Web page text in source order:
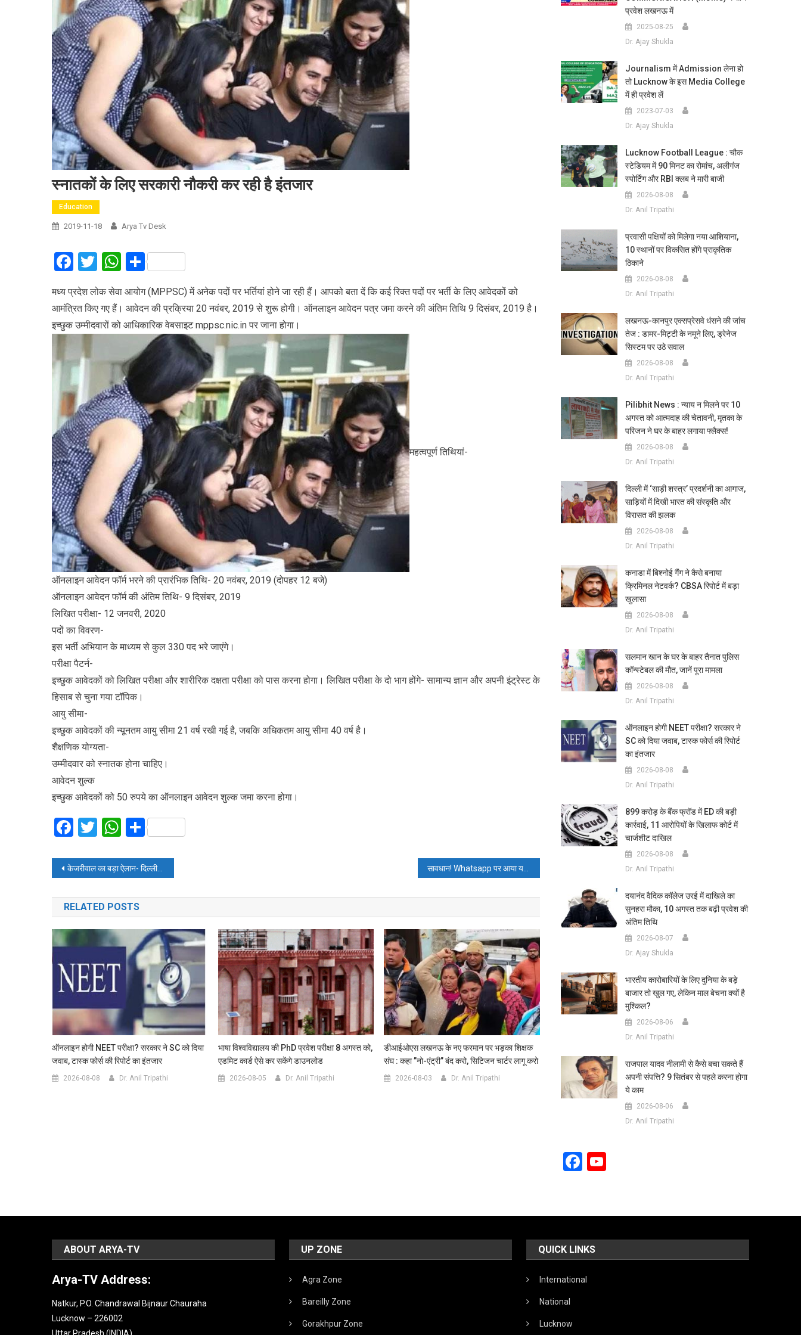
स्नातकों के लिए सरकारी नौकरी कर रही है इंतजार
Education
2019-11-18 Arya Tv Desk
Facebook
TwitterWhatsApp
Share
मध्य प्रदेश लोक सेवा आयोग (MPPSC) में अनेक पदों पर भर्तियां होने जा रही हैं। आपको बता दें कि कई रिक्त पदों पर भर्ती के लिए आवेदकों को
आमंत्रित किए गए हैं। आवेदन की प्रक्रिया 20 नवंबर, 2019 से शुरू होगी। ऑनलाइन आवेदन पत्र जमा करने की अंतिम तिथि 9 दिसंबर, 2019 है।
इच्छुक उम्मीदवारों को आधिकारिक वेबसाइट mppsc.nic.in पर जाना होगा।
महत्वपूर्ण तिथियां-
ऑनलाइन आवेदन फॉर्म भरने की प्रारंभिक तिथि- 20 नवंबर, 2019 (दोपहर 12 बजे)
ऑनलाइन आवेदन फॉर्म की अंतिम तिथि- 9 दिसंबर, 2019
लिखित परीक्षा- 12 जनवरी, 2020
पदों का विवरण-
इस भर्ती अभियान के माध्यम से कुल 330 पद भरे जाएंगे।
परीक्षा पैटर्न-
इच्छुक आवेदकों को लिखित परीक्षा और शारीरिक दक्षता परीक्षा को पास करना होगा। लिखित परीक्षा के दो भाग होंगे- सामान्य ज्ञान और अपनी इंट्रेस्ट के
हिसाब से चुना गया टॉपिक।
आयु सीमा-
इच्छुक आवेदकों की न्यूनतम आयु सीमा 21 वर्ष रखी गई है, जबकि अधिकतम आयु सीमा 40 वर्ष है।
शैक्षणिक योग्यता-
उम्मीदवार को स्नातक होना चाहिए।
आवेदन शुल्क
इच्छुक आवेदकों को 50 रुपये का ऑनलाइन आवेदन शुल्क जमा करना होगा।
Facebook
TwitterWhatsApp
Share
Post
navigation
केजरीवाल का बड़ा ऐलान- दिल्ली में अब मुफ्त होगा सीवर कनेक्शन
RELATED POSTS
ऑनलाइन होगी NEET परीक्षा? सरकार ने SC को दिया
जवाब, टास्क फोर्स की रिपोर्ट का इंतजार
2026-08-08 Dr. Anil Tripathi
भाषा विश्वविद्यालय की PhD प्रवेश परीक्षा 8 अगस्त को,
एडमिट कार्ड ऐसे कर सकेंगे डाउनलोड
2026-08-05 Dr. Anil Tripathi
डीआईओएस लखनऊ के नए फरमान पर भड़का शिक्षक
संघ : कहा ”नो-एंट्री” बंद करो, सिटिजन चार्टर लागू करो
2026-08-03 Dr. Anil Tripathi
प्रवेश लखनऊ में
2025-08-25
Dr. Ajay Shukla
Journalism में Admission लेना हो
तो Lucknow के इस Media College
में ही प्रवेश लें
2023-07-03
Dr. Ajay Shukla
Lucknow Football League : चौक
स्टेडियम में 90 मिनट का रोमांच, अलीगंज
स्पोर्टिंग और RBI क्लब ने मारी बाजी
2026-08-08
Dr. Anil Tripathi
प्रवासी पक्षियों को मिलेगा नया आशियाना,
10 स्थानों पर विकसित होंगे प्राकृतिक
ठिकाने
2026-08-08
Dr. Anil Tripathi
लखनऊ-कानपुर एक्सप्रेसवे धंसने की जांच
तेज : डामर-मिट्टी के नमूने लिए, ड्रेनेज
सिस्टम पर उठे सवाल
2026-08-08
Dr. Anil Tripathi
Pilibhit News : न्याय न मिलने पर 10
अगस्त को आत्मदाह की चेतावनी, मृतका के
परिजन ने घर के बाहर लगाया फ्लैक्स!
2026-08-08
Dr. Anil Tripathi
दिल्ली में ‘साड़ी शस्त्र’ प्रदर्शनी का आगाज,
साड़ियों में दिखी भारत की संस्कृति और
विरासत की झलक
2026-08-08
Dr. Anil Tripathi
कनाडा में बिश्नोई गैंग ने कैसे बनाया
क्रिमिनल नेटवर्क? CBSA रिपोर्ट में बड़ा
खुलासा
2026-08-08
Dr. Anil Tripathi
सलमान खान के घर के बाहर तैनात पुलिस
कॉन्स्टेबल की मौत, जानें पूरा मामला
2026-08-08
Dr. Anil Tripathi
ऑनलाइन होगी NEET परीक्षा? सरकार ने
SC को दिया जवाब, टास्क फोर्स की रिपोर्ट
का इंतजार
2026-08-08
Dr. Anil Tripathi
899 करोड़ के बैंक फ्रॉड में ED की बड़ी
कार्रवाई, 11 आरोपियों के खिलाफ कोर्ट में
चार्जशीट दाखिल
2026-08-08
Dr. Anil Tripathi
दयानंद वैदिक कॉलेज उरई में दाखिले का
सुनहरा मौका, 10 अगस्त तक बढ़ी प्रवेश की
अंतिम तिथि
2026-08-07
Dr. Ajay Shukla
भारतीय कारोबारियों के लिए दुनिया के बड़े
बाजार तो खुल गए, लेकिन माल बेचना क्यों है
मुश्किल?
2026-08-06
Dr. Anil Tripathi
राजपाल यादव नीलामी से कैसे बचा सकते हैं
अपनी संपत्ति? 9 सितंबर से पहले करना होगा
ये काम
2026-08-06
Dr. Anil Tripathi
Facebook
ABOUT ARYA-TV
Arya-TV Address:
Natkur, P.O. Chandrawal Bijnaur Chauraha
Lucknow – 226002
UP ZONE
Agra Zone
Bareilly Zone
Gorakhpur Zone
QUICK LINKS
International
National
Lucknow